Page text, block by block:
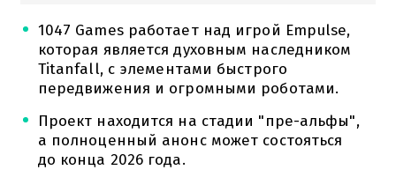
1047 Games работает над игрой Empulse,
которая является духовным наследником
Titanfall, с элементами быстрого
передвижения и огромными роботами.
Проект находится на стадии "пре-альфы",
а полноценный анонс может состояться
до конца 2026 года.